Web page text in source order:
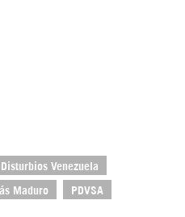
Disturbios Venezuela
Maduro PDVSA